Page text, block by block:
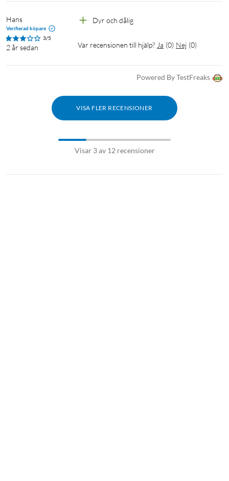
Hans
Verifierad köpare
3/5
2 år sedan
Dyr och dålig
Var recensionen till hjälp? Ja (0) Nej (0)
Powered By TestFreaks
VISA FLER RECENSIONER
Visar 3 av 12 recensioner